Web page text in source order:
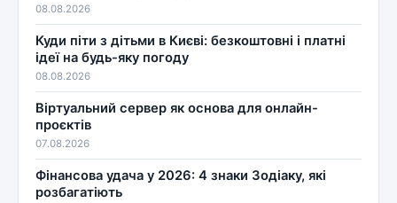
08.08.2026
Куди піти з дітьми в Києві: безкоштовні і платні
ідеї на будь-яку погоду
08.08.2026
Віртуальний сервер як основа для онлайн-
проєктів
07.08.2026
Фінансова удача у 2026: 4 знаки Зодіаку, які
розбагатіють